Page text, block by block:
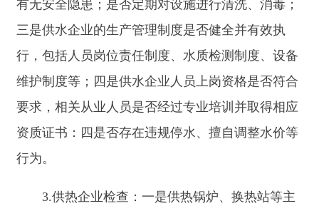
类型及处理回复的及时性、满意度。供热企业信息
公开情况，是否按照规定向社会公开供热服务标
准、收费标准、维修服务电话等信息。三是安全生
产管理方面：安全生产责任制是否落实，查阅供热
企业各级管理人员和岗位员工的安全生产责任书，
度、人员培训制度、应急管理制度等。安全风险分
级管控和隐患排查治理双重预防机制的建立与运行